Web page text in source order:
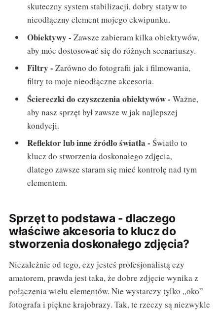
skuteczny system stabilizacji, dobry statyw to
nieodłączny element mojego ekwipunku.
Obiektywy -Zawsze zabieram kilka obiektywów,
aby móc dostosować się do różnych scenariuszy.
Filtry -Zarówno do fotografii jak i filmowania,
filtry to moje nieodłączne akcesoria.
Ściereczki do czyszczenia obiektywów -Ważne,
aby nasz sprzęt był zawsze w jak najlepszej
kondycji.
Reflektor lub inne źródło światła -Światło to
klucz do stworzenia doskonałego zdjęcia,
dlatego zawsze staram się mieć kontrolę nad tym
elementem.
Sprzęt to podstawa - dlaczego
właściwe akcesoria to klucz do
stworzenia doskonałego zdjęcia?
Niezależnie od tego, czy jesteś profesjonalistą czy
amatorem, prawda jest taka, że dobre zdjęcie wynika z
połączenia wielu elementów. Nie wystarczy tylko „oko”
fotografa i piękne krajobrazy. Tak, te rzeczy są niezwykle